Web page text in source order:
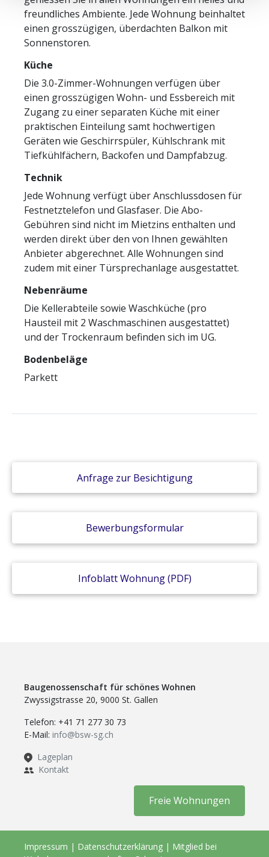
freundliches Ambiente. Jede Wohnung beinhaltet
einen grosszügigen, überdachten Balkon mit
Sonnenstoren.
Küche
Die 3.0-Zimmer-Wohnungen verfügen über
einen grosszügigen Wohn- und Essbereich mit
Zugang zu einer separaten Küche mit einer
praktischen Einteilung samt hochwertigen
Geräten wie Geschirrspüler, Kühlschrank mit
Tiefkühlfächern, Backofen und Dampfabzug.
Technik
Jede Wohnung verfügt über Anschlussdosen für
Festnetztelefon und Glasfaser. Die Abo-
Gebühren sind nicht im Mietzins enthalten und
werden direkt über den von Ihnen gewählten
Anbieter abgerechnet. Alle Wohnungen sind
zudem mit einer Türsprechanlage ausgestattet.
Nebenräume
Die Kellerabteile sowie Waschküche (pro
Hausteil mit 2 Waschmaschinen ausgestattet)
und der Trockenraum befinden sich im UG.
Bodenbeläge
Parkett
Anfrage zur Besichtigung
Bewerbungsformular
Infoblatt Wohnung (PDF)
Baugenossenschaft für schönes Wohnen
Zwyssigstrasse 20, 9000 St. Gallen
Telefon: +41 71 277 30 73
E-Mail: info@bsw-sg.ch
Lageplan
Kontakt
Freie Wohnungen
Impressum | Datenschutzerklärung | Mitglied bei